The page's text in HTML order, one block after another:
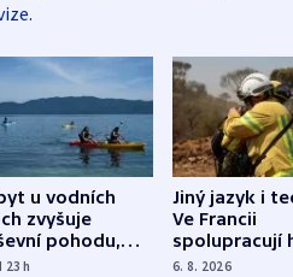
u vodních
zvyšuje
pohodu,
23h
Jiný jazyk i
Ve Francii
spolupracují
různých zemí
6. 8. 2026